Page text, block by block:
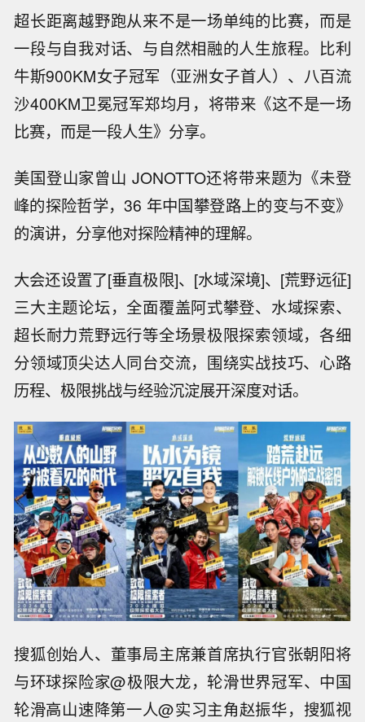
超长距离越野跑从来不是一场单纯的比赛，而是
一段与自我对话、与自然相融的人生旅程。比利
牛斯900KM女子冠军（亚洲女子首人）、八百流
沙400KM卫冕冠军郑均月，将带来《这不是一场
比赛，而是一段人生》分享。
美国登山家曾山 JONOTTO还将带来题为《未登
峰的探险哲学，36 年中国攀登路上的变与不变》
的演讲，分享他对探险精神的理解。
大会还设置了[垂直极限]、[水域深境]、[荒野远征]
三大主题论坛，全面覆盖阿式攀登、水域探索、
超长耐力荒野远行等全场景极限探索领域，各细
分领域顶尖达人同台交流，围绕实战技巧、心路
历程、极限挑战与经验沉淀展开深度对话。
搜狐创始人、董事局主席兼首席执行官张朝阳将
与环球探险家@极限大龙，轮滑世界冠军、中国
轮滑高山速降第一人@实习主角赵振华，搜狐视